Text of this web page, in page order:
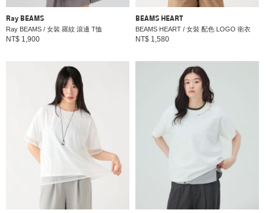
Ray BEAMS
Ray BEAMS / 女裝 羅紋 滾邊 T恤
NT$ 1,900
BEAMS HEART
BEAMS HEART / 女裝 配色 LOGO 衛衣
NT$ 1,580